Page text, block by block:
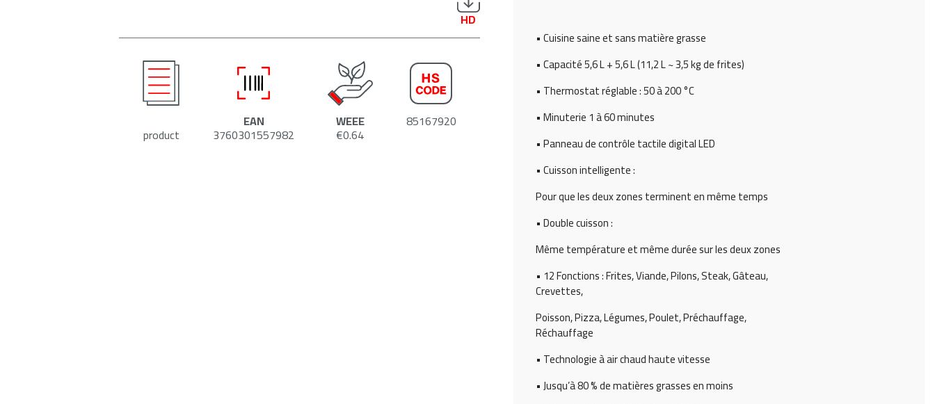
HD
product
EAN
3760301557982
WEEE
€0.64
85167920
• Cuisine saine et sans matière grasse
• Capacité 5,6 L + 5,6 L (11,2 L ~ 3,5 kg de frites)
• Thermostat réglable : 50 à 200 °C
• Minuterie 1 à 60 minutes
• Panneau de contrôle tactile digital LED
• Cuisson intelligente :
Pour que les deux zones terminent en même temps
• Double cuisson :
Même température et même durée sur les deux zones
• 12 Fonctions : Frites, Viande, Pilons, Steak, Gâteau,
Crevettes,
Poisson, Pizza, Légumes, Poulet, Préchauffage,
Réchauffage
• Technologie à air chaud haute vitesse
• Jusqu’à 80 % de matières grasses en moins